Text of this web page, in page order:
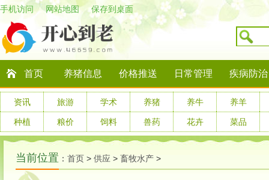
手机访问 网站地图 保存到桌面
首页 养猪信息 价格推送 日常管理 疾病防治
资讯 旅游 学术 养猪 养牛 养羊
种植 粮价 饲料 兽药 花卉 菜品
当前位置 ： 首页 > 供应 > 畜牧水产 >